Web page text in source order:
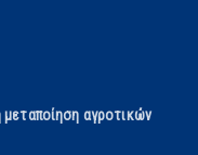
μεταποίηση αγροτικών